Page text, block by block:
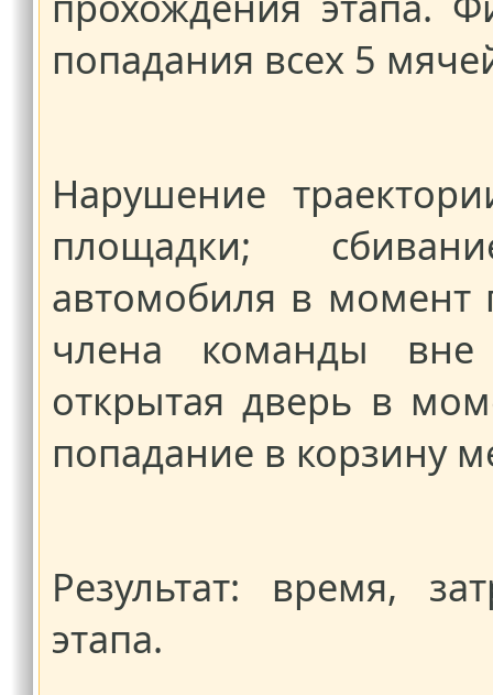
попадания всех 5
Нарушение
площадки;
автомобиля в момент
члена команды
открытая дверь в
попадание в корзину
Результат: время,
этапа.